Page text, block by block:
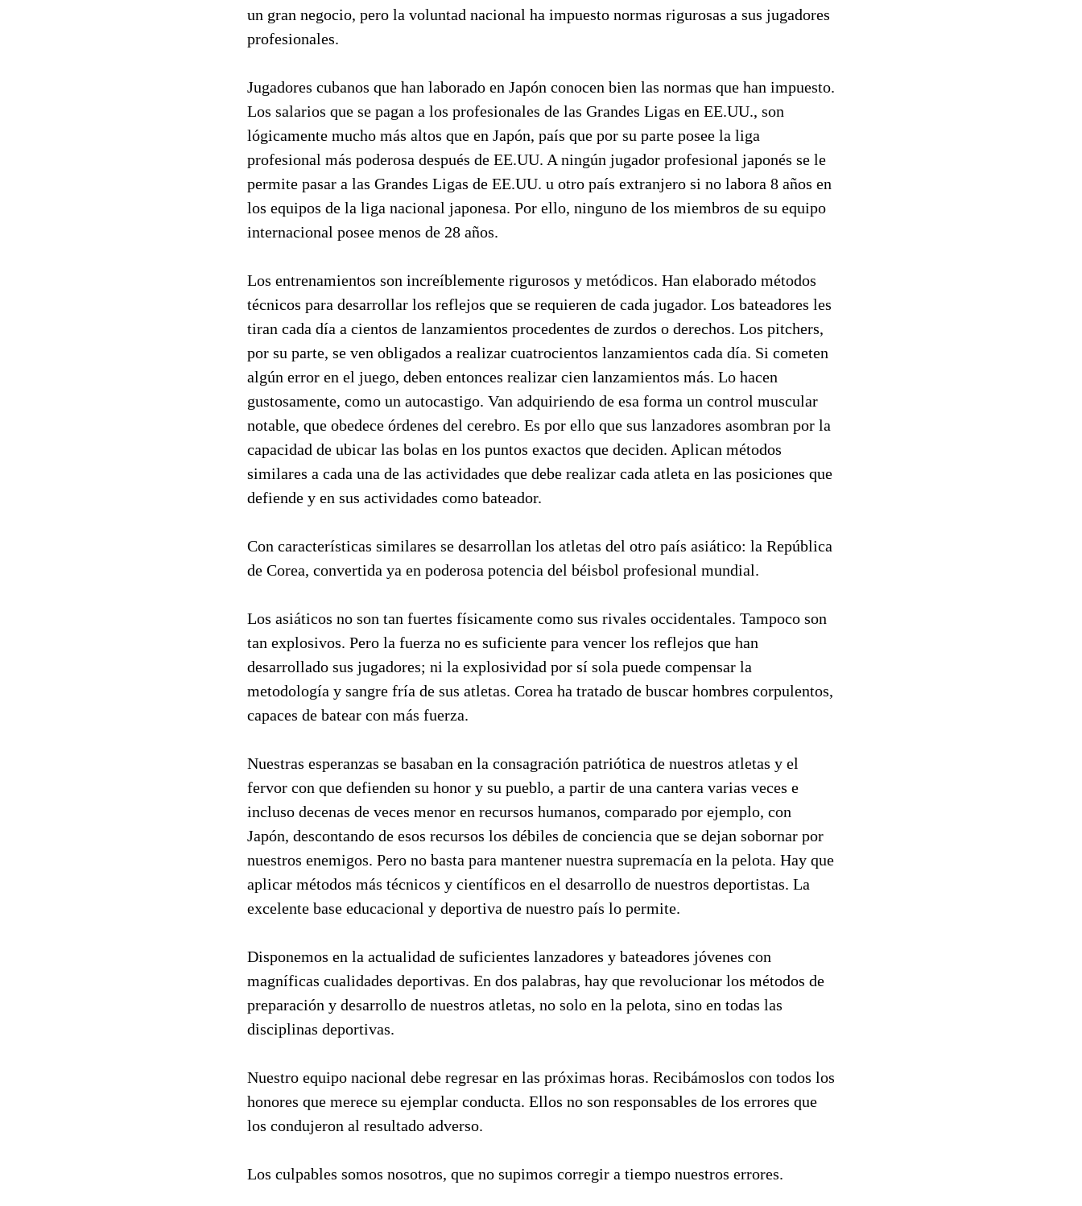
un gran negocio, pero la voluntad nacional ha impuesto normas rigurosas a sus jugadores
profesionales.
Jugadores cubanos que han laborado en Japón conocen bien las normas que han impuesto.
Los salarios que se pagan a los profesionales de las Grandes Ligas en EE.UU., son
lógicamente mucho más altos que en Japón, país que por su parte posee la liga
profesional más poderosa después de EE.UU. A ningún jugador profesional japonés se le
permite pasar a las Grandes Ligas de EE.UU. u otro país extranjero si no labora 8 años en
los equipos de la liga nacional japonesa. Por ello, ninguno de los miembros de su equipo
internacional posee menos de 28 años.
Los entrenamientos son increíblemente rigurosos y metódicos. Han elaborado métodos
técnicos para desarrollar los reflejos que se requieren de cada jugador. Los bateadores les
tiran cada día a cientos de lanzamientos procedentes de zurdos o derechos. Los pitchers,
por su parte, se ven obligados a realizar cuatrocientos lanzamientos cada día. Si cometen
algún error en el juego, deben entonces realizar cien lanzamientos más. Lo hacen
gustosamente, como un autocastigo. Van adquiriendo de esa forma un control muscular
notable, que obedece órdenes del cerebro. Es por ello que sus lanzadores asombran por la
capacidad de ubicar las bolas en los puntos exactos que deciden. Aplican métodos
similares a cada una de las actividades que debe realizar cada atleta en las posiciones que
defiende y en sus actividades como bateador.
Con características similares se desarrollan los atletas del otro país asiático: la República
de Corea, convertida ya en poderosa potencia del béisbol profesional mundial.
Los asiáticos no son tan fuertes físicamente como sus rivales occidentales. Tampoco son
tan explosivos. Pero la fuerza no es suficiente para vencer los reflejos que han
desarrollado sus jugadores; ni la explosividad por sí sola puede compensar la
metodología y sangre fría de sus atletas. Corea ha tratado de buscar hombres corpulentos,
capaces de batear con más fuerza.
Nuestras esperanzas se basaban en la consagración patriótica de nuestros atletas y el
fervor con que defienden su honor y su pueblo, a partir de una cantera varias veces e
incluso decenas de veces menor en recursos humanos, comparado por ejemplo, con
Japón, descontando de esos recursos los débiles de conciencia que se dejan sobornar por
nuestros enemigos. Pero no basta para mantener nuestra supremacía en la pelota. Hay que
aplicar métodos más técnicos y científicos en el desarrollo de nuestros deportistas. La
excelente base educacional y deportiva de nuestro país lo permite.
Disponemos en la actualidad de suficientes lanzadores y bateadores jóvenes con
magníficas cualidades deportivas. En dos palabras, hay que revolucionar los métodos de
preparación y desarrollo de nuestros atletas, no solo en la pelota, sino en todas las
disciplinas deportivas.
Nuestro equipo nacional debe regresar en las próximas horas. Recibámoslos con todos los
honores que merece su ejemplar conducta. Ellos no son responsables de los errores que
los condujeron al resultado adverso.
Los culpables somos nosotros, que no supimos corregir a tiempo nuestros errores.